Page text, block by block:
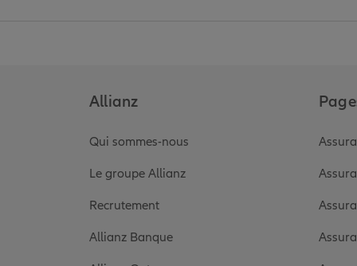
Allianz
Qui sommes-nous
Le groupe Allianz
Recrutement
Allianz Banque